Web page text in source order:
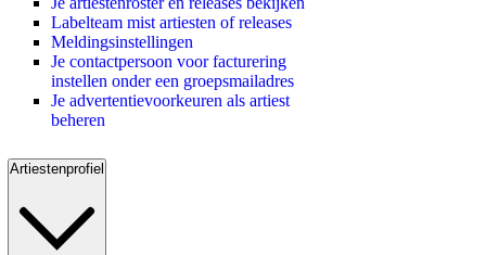
Labelteam mist artiesten of releases
Meldingsinstellingen
Je contactpersoon voor facturering
instellen onder een groepsmailadres
Je advertentievoorkeuren als artiest
beheren
Artiestenprofiel